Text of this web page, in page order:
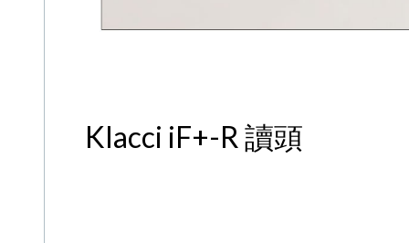
Klacci iF+-R 讀頭